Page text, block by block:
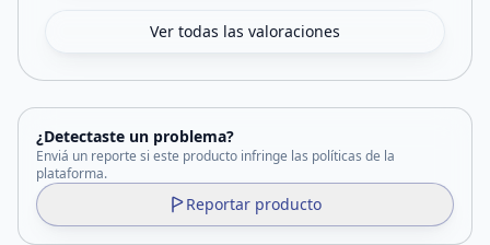
Ver todas las valoraciones
¿Detectaste un problema?
Enviá un reporte si este producto infringe las políticas de la
plataforma.
Reportar producto